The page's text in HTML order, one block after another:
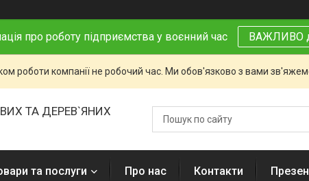
про роботу підприємства у воєнний час ВАЖЛИВО
роботи компанії не робочий час. Ми обов'язково з вами
ТА ДЕРЕВ`ЯНИХ
та послуги Про нас Контакти